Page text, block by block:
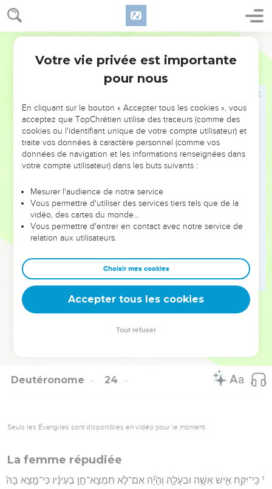
Deutéronome 23
Le prêt à intérêt
20
לַנָּכְרִ֣י תַשִּׁ֔יךְ וּלְאָחִ֖יךָ לֹ֣א תַשִּׁ֑יךְ לְמַ֨עַן יְבָרֶכְךָ֜ יְהוָ֣ה אֱלֹהֶ֗יךָ בְּכֹל֙
מִשְׁלַ֣ח יָדֶ֔ךָ עַל־הָאָ֕רֶץ אֲשֶׁר־אַתָּ֥ה בָא־שָׁ֖מָּה לְרִשְׁתָּֽהּ׃
Les vœux
כִּֽי־תִדֹּ֥ר נֶ֙דֶר֙ לַיהוָ֣ה אֱלֹהֶ֔יךָ לֹ֥א תְאַחֵ֖ר לְשַׁלְּמ֑וֹ כִּֽי־דָּרֹ֨שׁ יִדְרְשֶׁ֜נּוּ יְהוָ֤ה
אֱלֹהֶ֙יךָ֙ מֵֽעִמָּ֔ךְ וְהָיָ֥ה בְךָ֖ חֵֽטְא׃
וְכִ֥י תֶחְדַּ֖ל לִנְדֹּ֑ר לֹֽא־יִהְיֶ֥ה בְךָ֖ חֵֽטְא׃
מוֹצָ֥א שְׂפָתֶ֖יךָ תִּשְׁמֹ֣ר וְעָשִׂ֑יתָ כַּאֲשֶׁ֨ר נָדַ֜רְתָּ לַיהוָ֤ה אֱלֹהֶ֙יךָ֙ נְדָבָ֔ה
אֲשֶׁ֥ר דִּבַּ֖רְתָּ בְּפִֽיךָ׃
Le droit de cueillir quelques fruits
כִּ֤י תָבֹא֙ בְּקָמַ֣ת רֵעֶ֔ךָ וְקָטַפְתָּ֥ מְלִילֹ֖ת בְּיָדֶ֑ךָ וְחֶרְמֵשׁ֙ לֹ֣א תָנִ֔יף עַ֖ל
קָמַ֥ת רֵעֶֽךָ׃
Hébreu : © Westminster Leningrad Codex - tanach.us --- Grec : © 2010 by the
Deutéronome 24
Seuls les Évangiles sont disponibles en vidéo pour le moment.
La femme répudiée
1 כִּֽי־יִקַּ֥ח אִ֛ישׁ אִשָּׁ֖ה וּבְעָלָ֑הּ וְהָיָ֞ה אִם־לֹ֧א תִמְצָא־חֵ֣ן בְּעֵינָ֗יו כִּי־מָ֤צָא בָהּ֙
Votre vie privée est importante
pour nous
En cliquant sur le bouton « Accepter tous les cookies », vous
acceptez que TopChrétien utilise des traceurs (comme des
cookies ou l'identifiant unique de votre compte utilisateur) et
traite vos données à caractère personnel (comme vos
données de navigation et les informations renseignées dans
votre compte utilisateur) dans les buts suivants :
Mesurer l'audience de notre service
Vous permettre d'utiliser des services tiers tels que de la
vidéo, des cartes du monde…
Vous permettre d'entrer en contact avec notre service de
relation aux utilisateurs.
Choisir mes cookies
Accepter tous les cookies
Tout refuser